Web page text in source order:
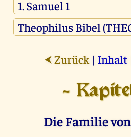
⮜ Zurück | Inhalt
-
Die Familie